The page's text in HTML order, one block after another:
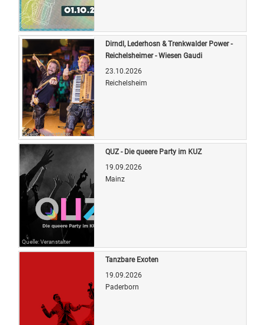
Quelle: Veranstalter
Quelle: Veranstalter
Dirndl, Lederhosn & Trenkwalder Power -
Reichelsheimer - Wiesen Gaudi
23.10.2026
Reichelsheim
Quelle: Veranstalter
QUZ - Die queere Party im KUZ
19.09.2026
Mainz
Tanzbare Exoten
19.09.2026
Paderborn